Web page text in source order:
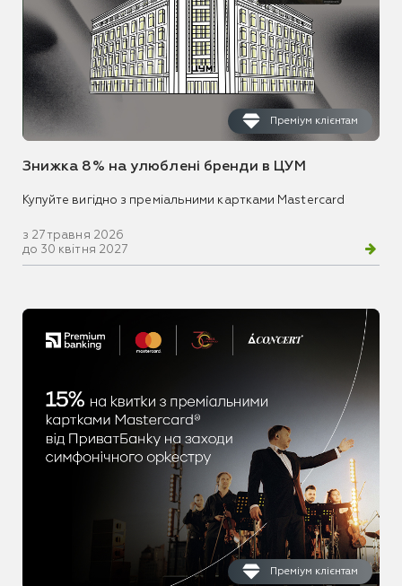
Преміум клієнтам
Знижка 8% на улюблені бренди в ЦУМ
Купуйте вигідно з преміальними картками Mastercard
з 27 травня 2026
до 30 квітня 2027
Преміум клієнтам